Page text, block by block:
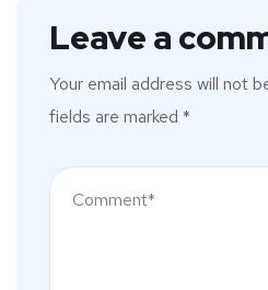
Leave a
Your email address will not
fields are marked *